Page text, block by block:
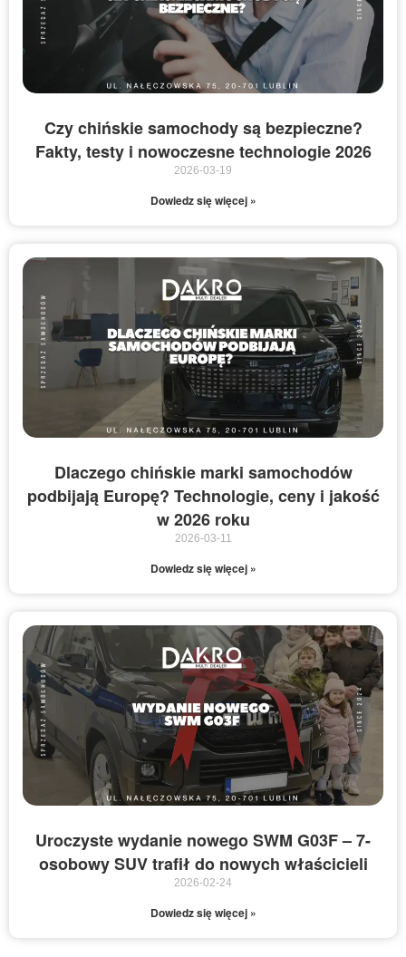
Czy chińskie samochody są bezpieczne?
Fakty, testy i nowoczesne technologie 2026
2026-03-19
Dowiedz się więcej »
Dlaczego chińskie marki samochodów
podbijają Europę? Technologie, ceny i jakość
w 2026 roku
2026-03-11
Dowiedz się więcej »
Uroczyste wydanie nowego SWM G03F – 7-
osobowy SUV trafił do nowych właścicieli
2026-02-24
Dowiedz się więcej »